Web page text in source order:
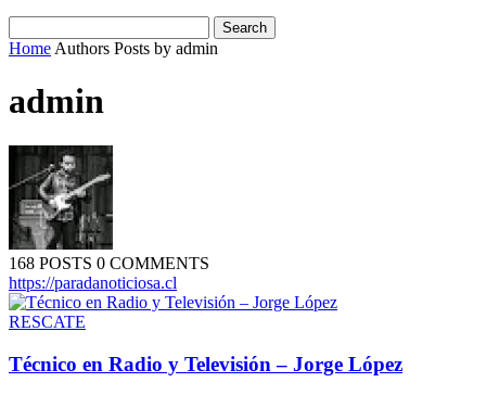
Home Authors Posts by admin
admin
168 POSTS 0 COMMENTS
https://paradanoticiosa.cl
RESCATE
Técnico en Radio y Televisión – Jorge López